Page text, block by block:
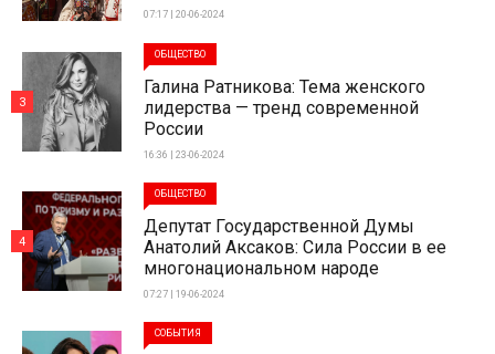
07:17 | 20-06-2024
ОБЩЕСТВО
Галина Ратникова: Тема женского
лидерства — тренд современной
России
16:36 | 23-06-2024
3
ОБЩЕСТВО
Депутат Государственной Думы
Анатолий Аксаков: Сила России в ее
многонациональном народе
07:27 | 19-06-2024
4
СОБЫТИЯ